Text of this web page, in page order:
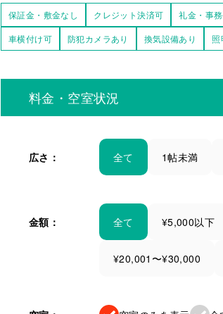
保証金・敷金なし クレジット決済可 礼金・事
車横付け可
防犯カメラあり 換気設備あり 照
料金・空室状況
広さ： 全て 1帖未満
金額： 全て ¥5,000以下
¥20,001〜¥30,000